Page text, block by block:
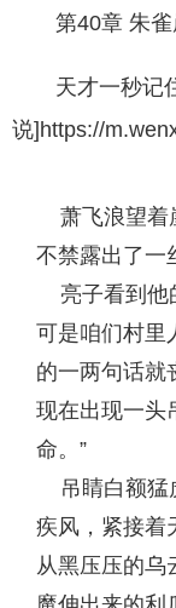
第40章 朱
天才一秒记
说]https://
萧飞浪望着
不禁露出了一
亮子看到他
可是咱们村里
的一两句话就
现在出现一头
命。”
吊睛白额猛
疾风，紧接着
从黑压压的乌